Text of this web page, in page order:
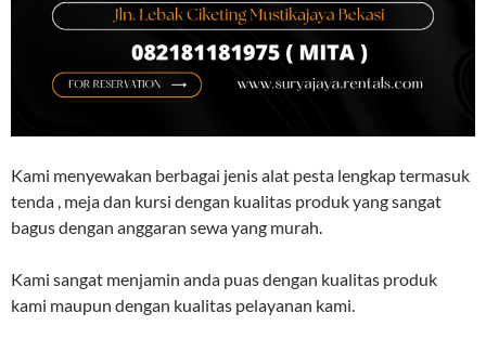
Kami menyewakan berbagai jenis alat pesta lengkap termasuk
tenda , meja dan kursi dengan kualitas produk yang sangat
bagus dengan anggaran sewa yang murah.
Kami sangat menjamin anda puas dengan kualitas produk
kami maupun dengan kualitas pelayanan kami.